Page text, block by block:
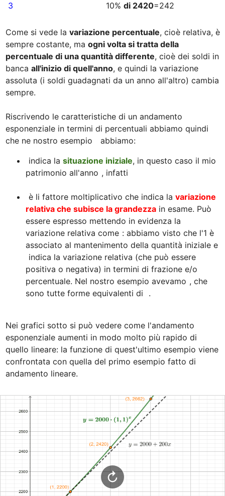
﻿3
10% di 2420=242
Come si vede la variazione percentuale, cioè relativa, è
sempre costante, ma ogni volta si tratta della
percentuale di una quantità differente, cioè dei soldi in
banca all'inizio di quell'anno, e quindi la variazione
assoluta (i soldi guadagnati da un anno all'altro) cambia
sempre.
Riscrivendo le caratteristiche di un andamento
esponenziale in termini di percentuali abbiamo quindi
che ne nostro esempio
indica la situazione iniziale, in questo caso il mio
patrimonio all'anno , infatti
è li fattore moltiplicativo che indica la variazione
relativa che subisce la grandezza in esame. Può
essere espresso mettendo in evidenza la
variazione relativa come : abbiamo visto che l'1 è
associato al mantenimento della quantità iniziale e
indica la variazione relativa (che può essere
positiva o negativa) in termini di frazione e/o
percentuale. Nel nostro esempio avevamo , che
sono tutte forme equivalenti di
.
Nei grafici sotto si può vedere come l'andamento
esponenziale aumenti in modo molto più rapido di
quello lineare: la funzione di quest'ultimo esempio viene
confrontata con quella del primo esempio fatto di